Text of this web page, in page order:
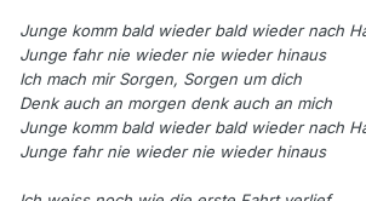
Junge komm bald wieder bald wieder nach
Junge fahr nie wieder nie wieder hinaus
Ich mach mir Sorgen, Sorgen um dich
Denk auch an morgen denk auch an mich
Junge komm bald wieder bald wieder nach
Junge fahr nie wieder nie wieder hinaus